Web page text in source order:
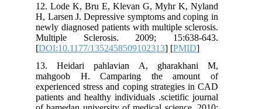
12. Lode K, Bru E, Klevan G, Myhr
H, Larsen J. Depressive symptoms and
newly diagnosed patients with multiple
Multiple Sclerosis. 2009;
[DOI:10.1177/1352458509102313
13. Heidari pahlavian A,
mahgoob H. Camparing the
experienced stress and coping
patients and healthy individuals